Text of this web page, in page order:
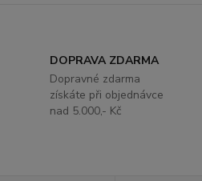
DOPRAVA ZDARMA
Dopravné zdarma
získáte při objednávce
nad 5.000,- Kč